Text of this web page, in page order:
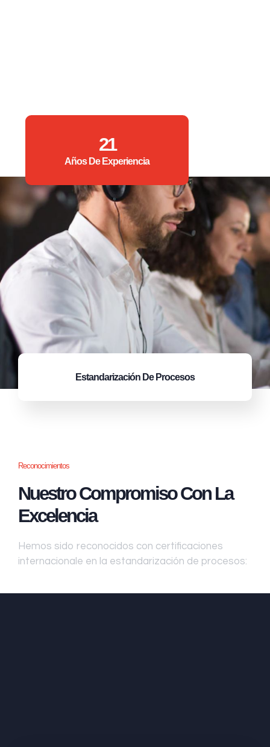
21
Años De Experiencia
Estandarización De Procesos
Reconocimientos
Nuestro Compromiso Con La
Excelencia
Hemos sido reconocidos con certificaciones
internacionale en la estandarización de procesos: